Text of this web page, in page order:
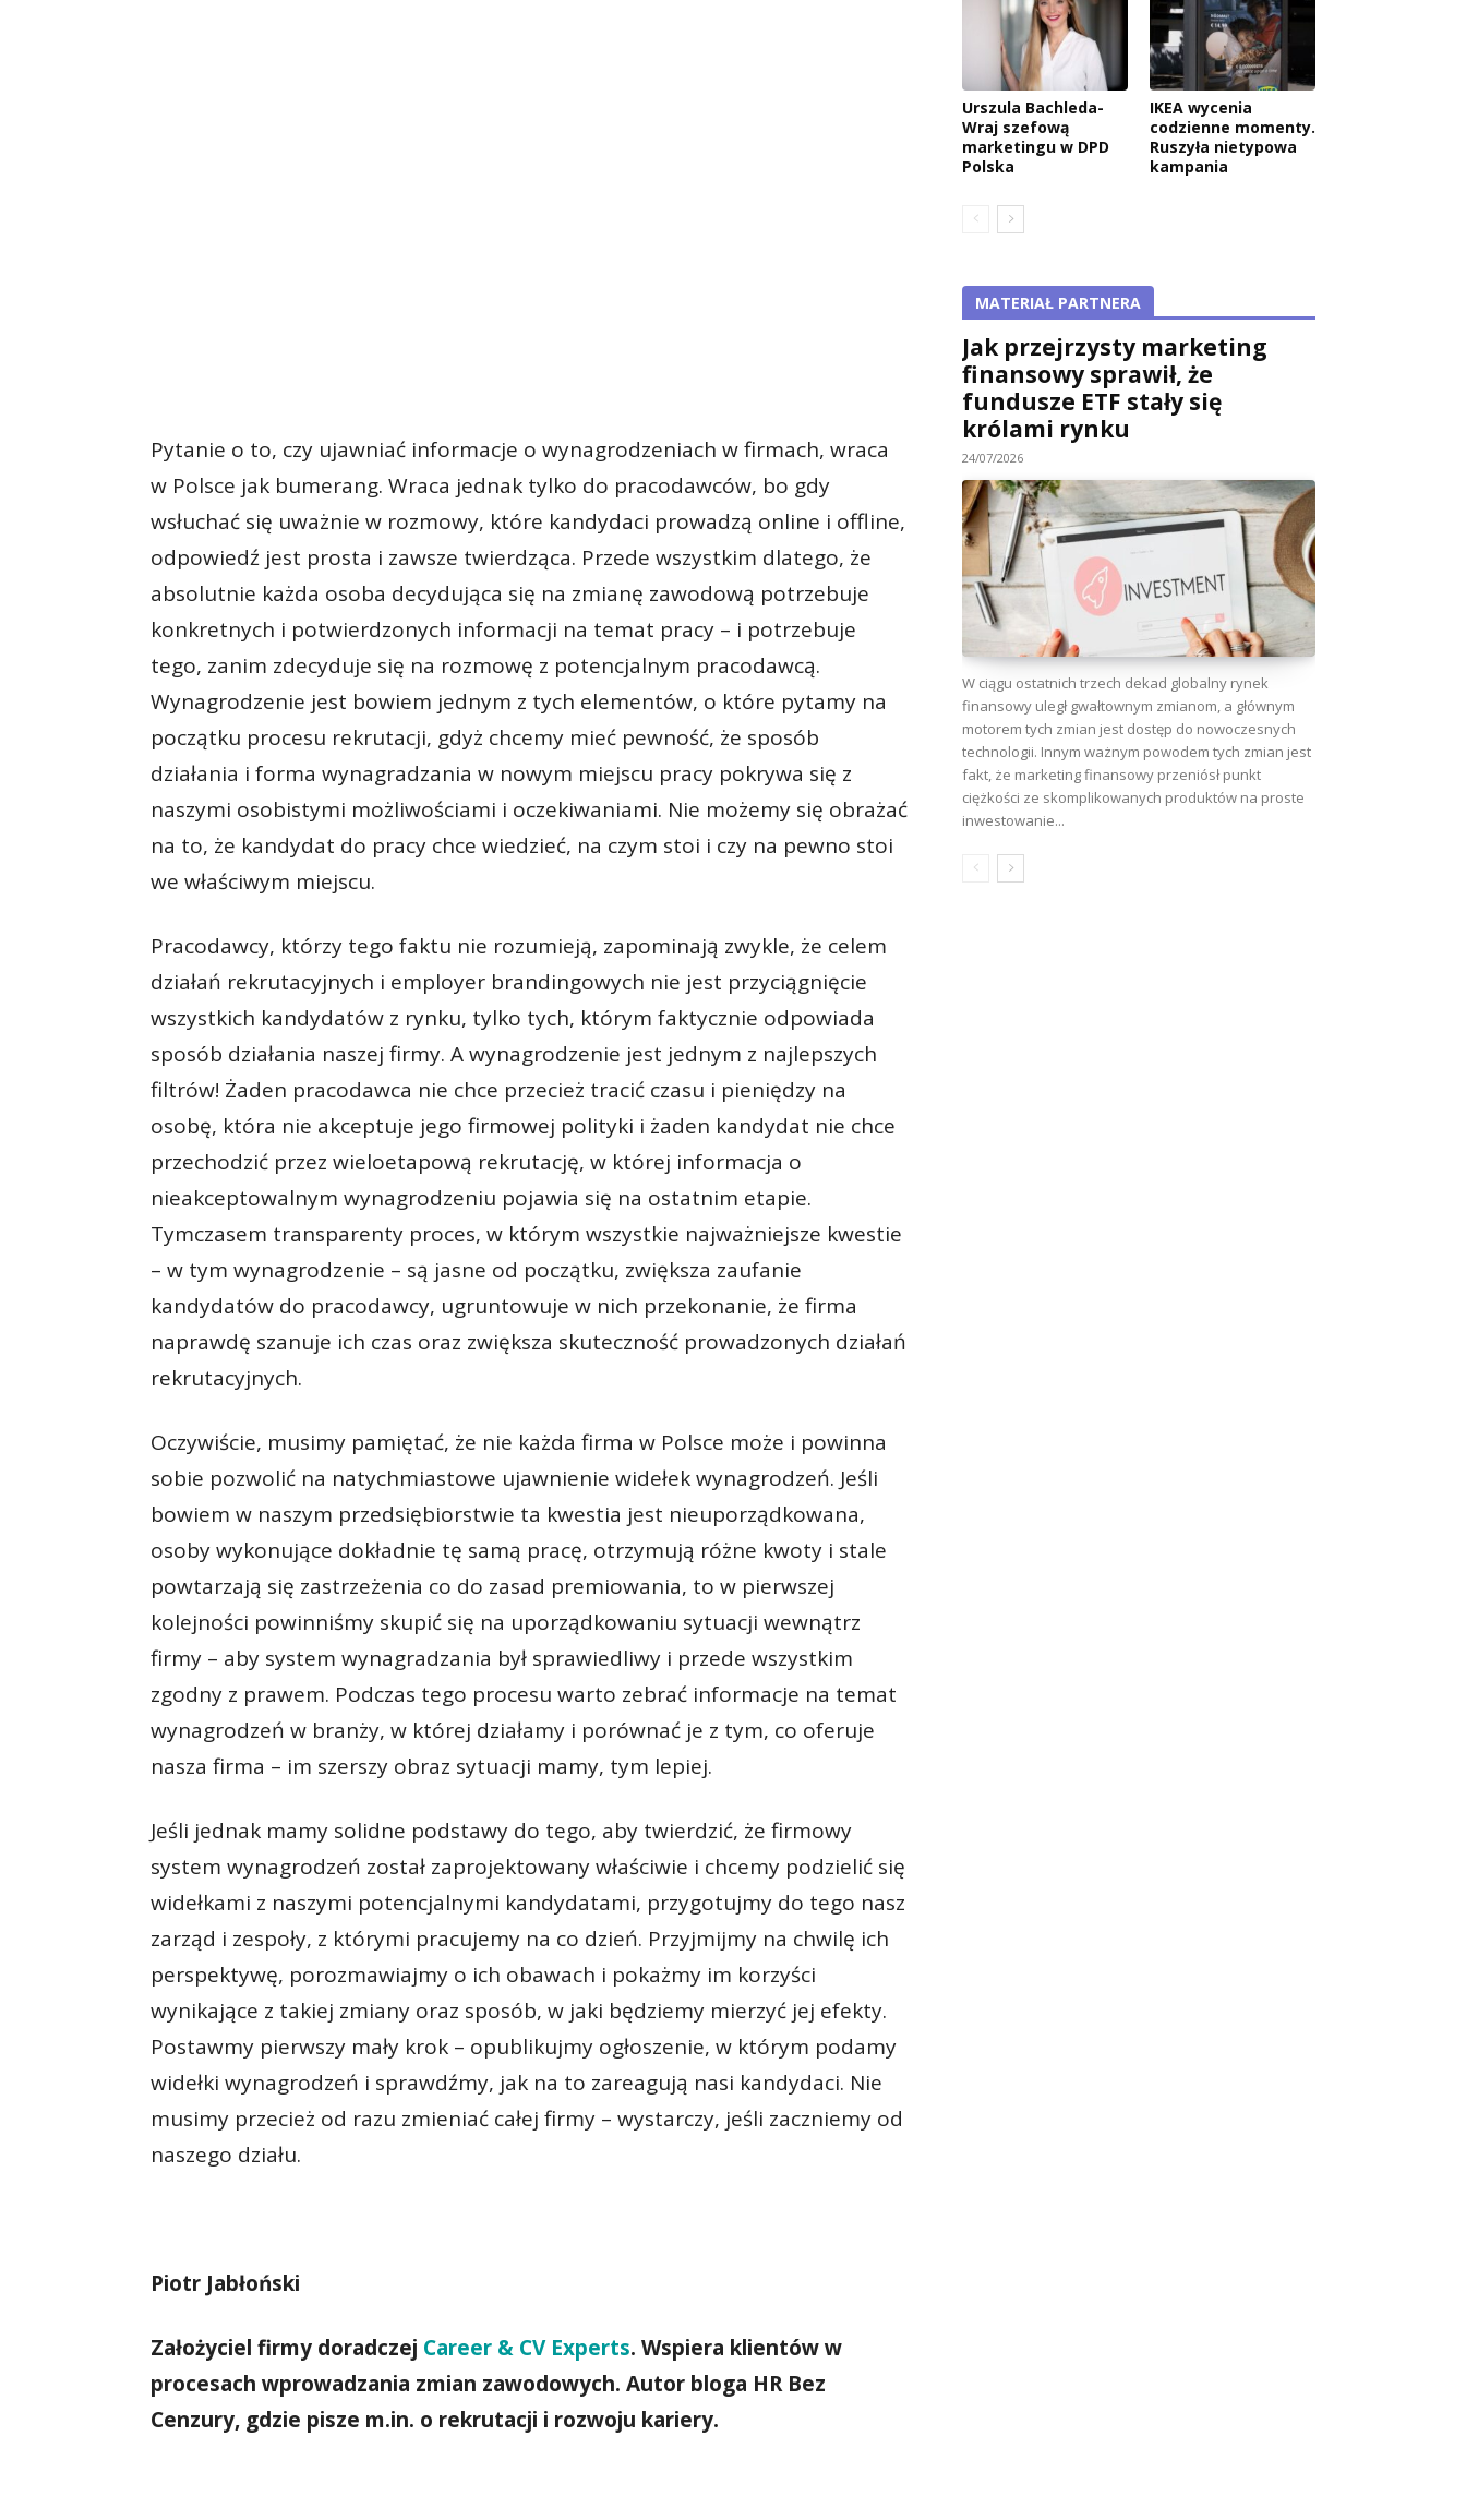
Pytanie o to, czy ujawniać informacje o wynagrodzeniach w firmach, wraca
w Polsce jak bumerang. Wraca jednak tylko do pracodawców, bo gdy
wsłuchać się uważnie w rozmowy, które kandydaci prowadzą online i offline,
odpowiedź jest prosta i zawsze twierdząca. Przede wszystkim dlatego, że
absolutnie każda osoba decydująca się na zmianę zawodową potrzebuje
konkretnych i potwierdzonych informacji na temat pracy – i potrzebuje
tego, zanim zdecyduje się na rozmowę z potencjalnym pracodawcą.
Wynagrodzenie jest bowiem jednym z tych elementów, o które pytamy na
początku procesu rekrutacji, gdyż chcemy mieć pewność, że sposób
działania i forma wynagradzania w nowym miejscu pracy pokrywa się z
naszymi osobistymi możliwościami i oczekiwaniami. Nie możemy się obrażać
na to, że kandydat do pracy chce wiedzieć, na czym stoi i czy na pewno stoi
we właściwym miejscu.
Pracodawcy, którzy tego faktu nie rozumieją, zapominają zwykle, że celem
działań rekrutacyjnych i employer brandingowych nie jest przyciągnięcie
wszystkich kandydatów z rynku, tylko tych, którym faktycznie odpowiada
sposób działania naszej firmy. A wynagrodzenie jest jednym z najlepszych
filtrów! Żaden pracodawca nie chce przecież tracić czasu i pieniędzy na
osobę, która nie akceptuje jego firmowej polityki i żaden kandydat nie chce
przechodzić przez wieloetapową rekrutację, w której informacja o
nieakceptowalnym wynagrodzeniu pojawia się na ostatnim etapie.
Tymczasem transparenty proces, w którym wszystkie najważniejsze kwestie
– w tym wynagrodzenie – są jasne od początku, zwiększa zaufanie
kandydatów do pracodawcy, ugruntowuje w nich przekonanie, że firma
naprawdę szanuje ich czas oraz zwiększa skuteczność prowadzonych działań
rekrutacyjnych.
Oczywiście, musimy pamiętać, że nie każda firma w Polsce może i powinna
sobie pozwolić na natychmiastowe ujawnienie widełek wynagrodzeń. Jeśli
bowiem w naszym przedsiębiorstwie ta kwestia jest nieuporządkowana,
osoby wykonujące dokładnie tę samą pracę, otrzymują różne kwoty i stale
powtarzają się zastrzeżenia co do zasad premiowania, to w pierwszej
kolejności powinniśmy skupić się na uporządkowaniu sytuacji wewnątrz
firmy – aby system wynagradzania był sprawiedliwy i przede wszystkim
zgodny z prawem. Podczas tego procesu warto zebrać informacje na temat
wynagrodzeń w branży, w której działamy i porównać je z tym, co oferuje
nasza firma – im szerszy obraz sytuacji mamy, tym lepiej.
Jeśli jednak mamy solidne podstawy do tego, aby twierdzić, że firmowy
system wynagrodzeń został zaprojektowany właściwie i chcemy podzielić się
widełkami z naszymi potencjalnymi kandydatami, przygotujmy do tego nasz
zarząd i zespoły, z którymi pracujemy na co dzień. Przyjmijmy na chwilę ich
perspektywę, porozmawiajmy o ich obawach i pokażmy im korzyści
wynikające z takiej zmiany oraz sposób, w jaki będziemy mierzyć jej efekty.
Postawmy pierwszy mały krok – opublikujmy ogłoszenie, w którym podamy
widełki wynagrodzeń i sprawdźmy, jak na to zareagują nasi kandydaci. Nie
musimy przecież od razu zmieniać całej firmy – wystarczy, jeśli zaczniemy od
naszego działu.
Piotr Jabłoński
Założyciel firmy doradczej Career & CV Experts. Wspiera klientów w
procesach wprowadzania zmian zawodowych. Autor bloga HR Bez
Cenzury, gdzie pisze m.in. o rekrutacji i rozwoju kariery.
Urszula Bachleda-
Wraj szefową
marketingu w DPD
Polska
IKEA wycenia
codzienne momenty.
Ruszyła nietypowa
kampania
MATERIAŁ PARTNERA
Jak przejrzysty marketing
finansowy sprawił, że
fundusze ETF stały się
królami rynku
24/07/2026
W ciągu ostatnich trzech dekad globalny rynek
finansowy uległ gwałtownym zmianom, a głównym
motorem tych zmian jest dostęp do nowoczesnych
technologii. Innym ważnym powodem tych zmian jest
fakt, że marketing finansowy przeniósł punkt
ciężkości ze skomplikowanych produktów na proste
inwestowanie...